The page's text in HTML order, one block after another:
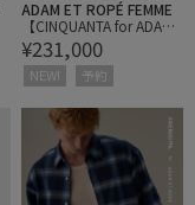
ADAM ET ROPÉ FEMME
【CINQUANTA for ADAM
ET ROPE'】別注 Leather
Car Coat
¥231,000
NEW! 予約